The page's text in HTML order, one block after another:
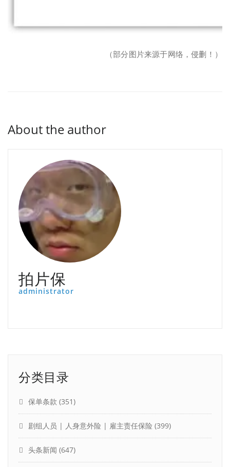
（部分图片来源于网络，侵删！）
About the author
拍片保
administrator
分类目录
保单条款 (351)
剧组人员 | 人身意外险 | 雇主责任保险 (399)
头条新闻 (647)